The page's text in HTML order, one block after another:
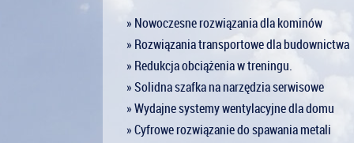
» Nowoczesne rozwiązania dla kominów
» Rozwiązania transportowe dla budownictwa
» Redukcja obciążenia w treningu.
» Solidna szafka na narzędzia serwisowe
» Wydajne systemy wentylacyjne dla domu
» Cyfrowe rozwiązanie do spawania metali